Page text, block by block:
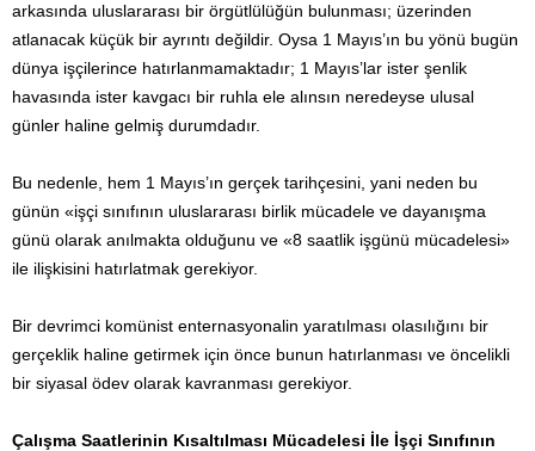
arkasında uluslararası bir örgütlülüğün bulunması; üzerinden
atlanacak küçük bir ayrıntı değildir. Oysa 1 Mayıs’ın bu yönü bugün
dünya işçilerince hatırlanmamaktadır; 1 Mayıs’lar ister şenlik
havasında ister kavgacı bir ruhla ele alınsın neredeyse ulusal
günler haline gelmiş durumdadır.
Bu nedenle, hem 1 Mayıs’ın gerçek tarihçesini, yani neden bu
günün «işçi sınıfının uluslararası birlik mücadele ve dayanışma
günü olarak anılmakta olduğunu ve «8 saatlik işgünü mücadelesi»
ile ilişkisini hatırlatmak gerekiyor.
Bir devrimci komünist enternasyonalin yaratılması olasılığını bir
gerçeklik haline getirmek için önce bunun hatırlanması ve öncelikli
bir siyasal ödev olarak kavranması gerekiyor.
Çalışma Saatlerinin Kısaltılması Mücadelesi İle İşçi Sınıfının